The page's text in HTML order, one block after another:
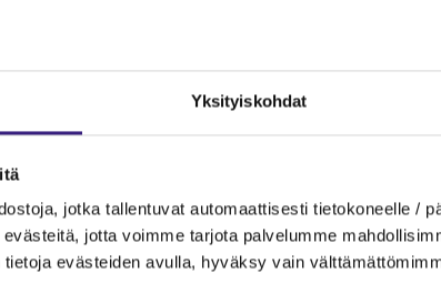
Yk­si­tyis­koh­dat
jotka tal­len­tu­vat au­to­maat­ti­ses­ti tie­to­ko­neel­le /
jotta voim­me tar­jo­ta pal­ve­lum­me
eväs­tei­den avul­la, hy­väk­sy vain
ve­ro­tuk­seen ja palk­ka­hal­lin­nos­ta
28. hel­mi­kuu­ta.